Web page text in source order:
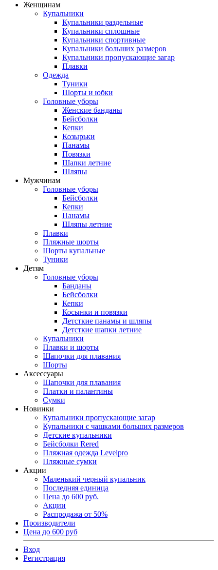
Женщинам
Купальники
Купальники раздельные
Купальники сплошные
Купальники спортивные
Купальники больших размеров
Купальники пропускающие загар
Плавки
Одежда
Туники
Шорты и юбки
Головные уборы
Женские банданы
Бейсболки
Кепки
Козырьки
Панамы
Повязки
Шапки летние
Шляпы
Мужчинам
Головные уборы
Бейсболки
Кепки
Панамы
Шляпы летние
Плавки
Пляжные шорты
Шорты купальные
Туники
Детям
Головные уборы
Банданы
Бейсболки
Кепки
Косынки и повязки
Детсткие панамы и шляпы
Детсткие шапки летние
Купальники
Плавки и шорты
Шапочки для плавания
Шорты
Аксессуары
Шапочки для плавания
Платки и палантины
Сумки
Новинки
Купальники пропускающие загар
Купальники с чашками больших размеров
Детские купальники
Бейсболки Rered
Пляжная одежда Levelpro
Пляжные сумки
Акции
Маленький черный купальник
Последняя единица
Цена до 600 руб.
Акции
Распродажа от 50%
Производители
Цена до 600 руб
Вход
Регистрация